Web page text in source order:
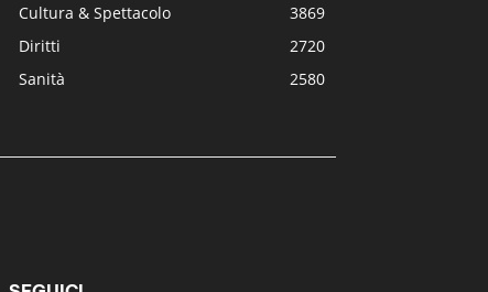
Cultura & Spettacolo
3869
Diritti
2720
Sanità
2580